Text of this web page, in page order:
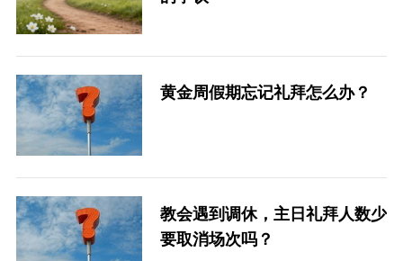
黄金周假期忘记礼拜怎么办？
教会遇到调休，主日礼拜人数少
要取消场次吗？